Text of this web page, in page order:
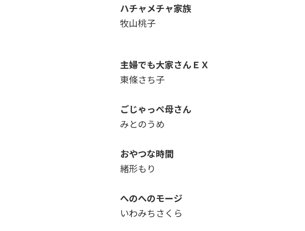
ハチャメチャ家族
牧山桃子
主婦でも大家さんＥＸ
東條さち子
ごじゃっぺ母さん
みとのうめ
おやつな時間
緒形もり
へのへのモージ
いわみちさくら